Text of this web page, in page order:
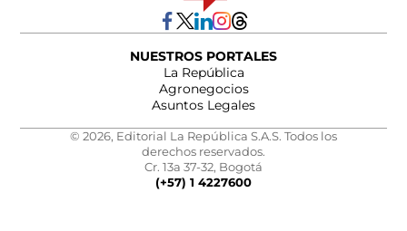
NUESTROS PORTALES
La República
Agronegocios
Asuntos Legales
© 2026, Editorial La República S.A.S. Todos los
derechos reservados.
Cr. 13a 37-32, Bogotá
(+57) 1 4227600